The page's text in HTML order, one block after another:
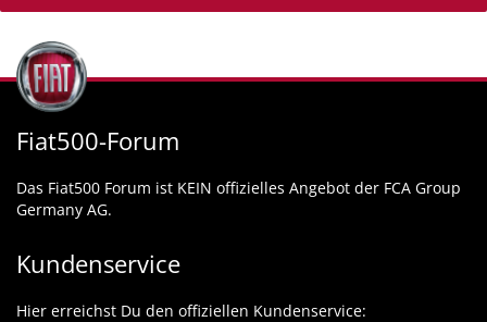
Fiat500-Forum
Das Fiat500 Forum ist KEIN offizielles Angebot der FCA Group
Germany AG.
Kundenservice
Hier erreichst Du den offiziellen Kundenservice: